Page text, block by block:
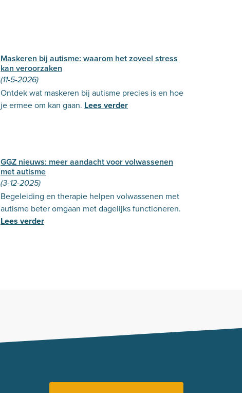
Maskeren bij autisme: waarom het zoveel stress
kan veroorzaken
(11-5-2026)
Ontdek wat maskeren bij autisme precies is en hoe
je ermee om kan gaan. Lees verder
GGZ nieuws: meer aandacht voor volwassenen
met autisme
(3-12-2025)
Begeleiding en therapie helpen volwassenen met
autisme beter omgaan met dagelijks functioneren.
Lees verder